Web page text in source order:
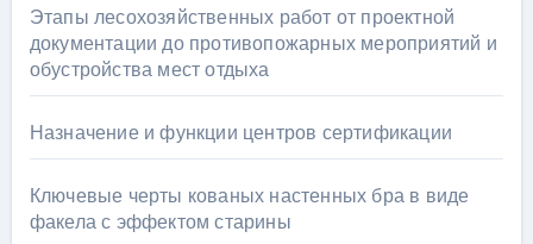
Этапы лесохозяйственных работ от проектной
документации до противопожарных мероприятий и
обустройства мест отдыха
Назначение и функции центров сертификации
Ключевые черты кованых настенных бра в виде
факела с эффектом старины